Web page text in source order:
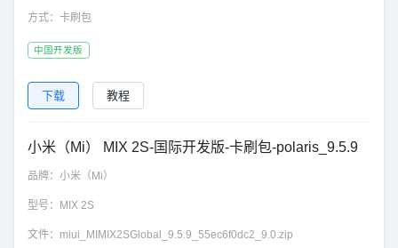
方式： 卡刷包
中国开发版
下载 教程
小米（Mi） MIX 2S-国际开发版-卡刷包-polaris_9.5.9
品牌： 小米（Mi）
型号： MIX 2S
文件： miui_MIMIX2SGlobal_9.5.9_55ec6f0dc2_9.0.zip